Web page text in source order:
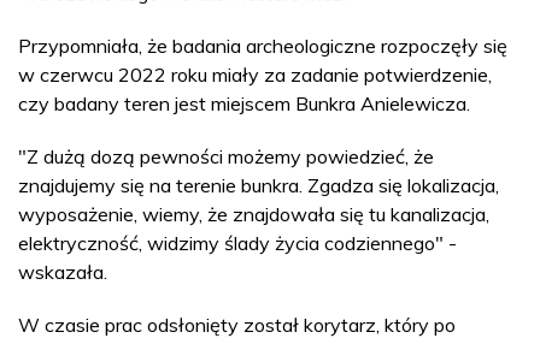
Przypomniała, że badania archeologiczne rozpoczęły się
w czerwcu 2022 roku miały za zadanie potwierdzenie,
czy badany teren jest miejscem Bunkra Anielewicza.
"Z dużą dozą pewności możemy powiedzieć, że
znajdujemy się na terenie bunkra. Zgadza się lokalizacja,
wyposażenie, wiemy, że znajdowała się tu kanalizacja,
elektryczność, widzimy ślady życia codziennego" -
wskazała.
W czasie prac odsłonięty został korytarz, który po